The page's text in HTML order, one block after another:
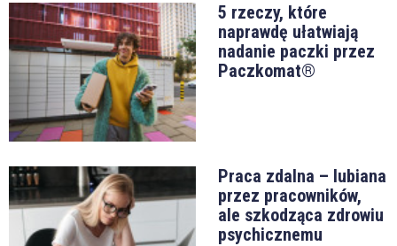
5 rzeczy, które
naprawdę ułatwiają
nadanie paczki przez
Paczkomat®
Praca zdalna – lubiana
przez pracowników,
ale szkodząca zdrowiu
psychicznemu